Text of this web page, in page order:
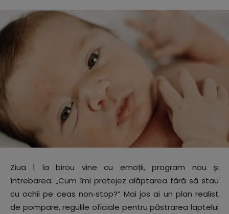
Ziua 1 la birou vine cu emoții, program nou și
întrebarea: „Cum îmi protejez alăptarea fără să stau
cu ochii pe ceas non‑stop?” Mai jos ai un plan realist
de pompare, regulile oficiale pentru păstrarea laptelui